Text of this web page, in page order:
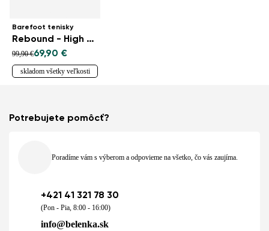
Barefoot tenisky
Rebound - High Top - All White
99,90 €69,90 €
skladom všetky veľkosti
Potrebujete pomôcť?
Poradíme vám s výberom a odpovieme na všetko, čo vás zaujíma.
+421 41 321 78 30
(Pon - Pia, 8:00 - 16:00)
info@belenka.sk